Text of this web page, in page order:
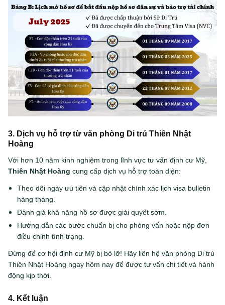
3. Dịch vụ hỗ trợ từ văn phòng Di trú Thiên Nhật
Hoàng
Với hơn 10 năm kinh nghiệm trong lĩnh vực tư vấn định cư Mỹ,
Thiên Nhật Hoàng cung cấp dịch vụ hỗ trợ toàn diện:
Theo dõi ngày ưu tiên và cập nhật chính xác lịch visa bulletin
hàng tháng.
Đánh giá khả năng hồ sơ được giải quyết sớm.
Hướng dẫn các bước chuẩn bị cho phỏng vấn hoặc nộp đơn
điều chỉnh tình trạng.
Đừng để cơ hội định cư Mỹ bị bỏ lỡ! Hãy liên hệ văn phòng Di trú
Thiên Nhật Hoàng ngay hôm nay để được tư vấn chi tiết và hành
động kịp thời.
4. Kết luận